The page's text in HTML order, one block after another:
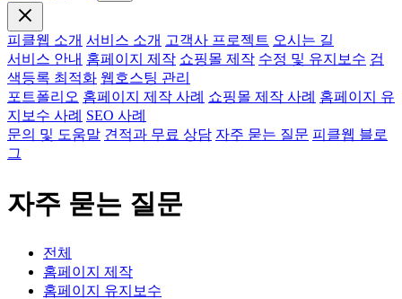
피클웹 소개 서비스 소개 고객사 프로젝트 오시는 길
서비스 안내 홈페이지 제작 쇼핑몰 제작 수정 및 유지보수 검
색등록 최적화 웹호스팅 관리
포트폴리오 홈페이지 제작 사례 쇼핑몰 제작 사례 홈페이지 유
지보수 사례 SEO 사례
문의 및 도움말 견적과 무료 상담 자주 묻는 질문 피클웹 블로
그
자주 묻는 질문
전체
홈페이지 제작
홈페이지 유지보수